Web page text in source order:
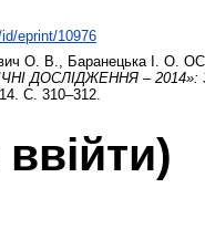
eprint/10976
О. В. Баранецька І. О.
ДОСЛІДЖЕННЯ – 2014»:
С. 310–312.